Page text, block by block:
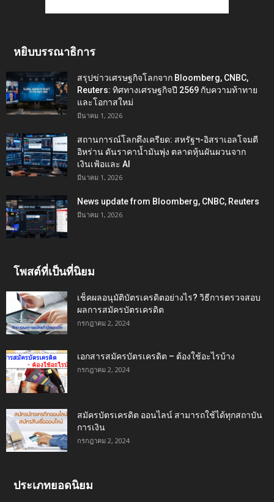
หยิบบรรณาธิการ
สรุปข่าวเศรษฐกิจโลกจาก Bloomberg, CNBC,
Reuters: ทิศทางเศรษฐกิจปี 2569 กับความท้าทาย
และโอกาสใหม่
มีนาคม 1, 2026
สถานการณ์โลกตึงเครียด: สหรัฐฯ-อิสราเอลโจมตี
อิหร่าน ดันราคาน้ำมันพุ่ง ตลาดหุ้นผันผวนจาก
เงินเฟ้อและ AI
มีนาคม 1, 2026
News update from Bloomberg, CNBC, Reuters
มีนาคม 1, 2026
โพสต์ที่เป็นที่นิยม
เช็คผลอนุมัติบัตรเครดิตอย่างไร? วิธีการตรวจสอบ
ผลการสมัครบัตรเครดิต
กรกฎาคม 2, 2024
เอกสารสมัครบัตรเครดิต – ต้องใช้อะไรบ้าง
กรกฎาคม 2, 2024
สมัครบัตรเครดิต ออนไลน์ สามารถใช้ได้ทุกสถาบัน
การเงิน
กรกฎาคม 2, 2024
ประเภทยอดนิยม